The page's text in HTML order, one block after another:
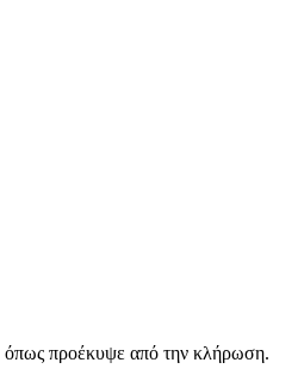
όπως προέκυψε από την κλήρωση.